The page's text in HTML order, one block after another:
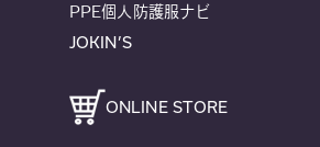
PPE個人防護服ナビ
JOKIN’S
ONLINE STORE